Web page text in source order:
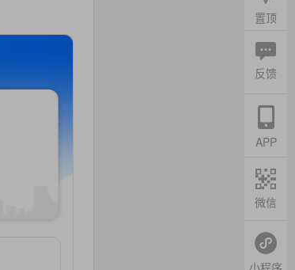
置顶
反馈
APP
微信
小程序